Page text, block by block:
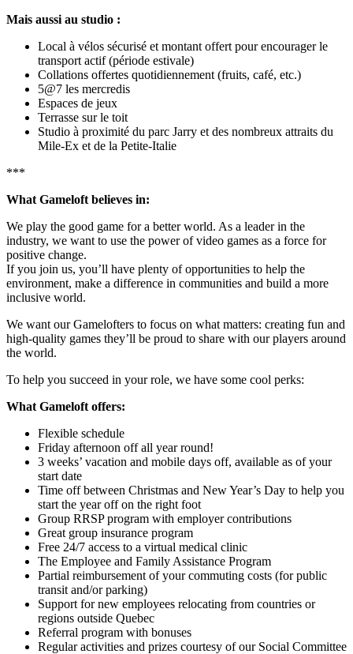
Mais aussi au studio :
Local à vélos sécurisé et montant offert pour encourager le
transport actif (période estivale)
Collations offertes quotidiennement (fruits, café, etc.)
5@7 les mercredis
Espaces de jeux
Terrasse sur le toit
Studio à proximité du parc Jarry et des nombreux attraits du
Mile-Ex et de la Petite-Italie
***
What Gameloft believes in:
We play the good game for a better world. As a leader in the
industry, we want to use the power of video games as a force for
positive change.
If you join us, you’ll have plenty of opportunities to help the
environment, make a difference in communities and build a more
inclusive world.
We want our Gamelofters to focus on what matters: creating fun and
high-quality games they’ll be proud to share with our players around
the world.
To help you succeed in your role, we have some cool perks:
What Gameloft offers:
Flexible schedule
Friday afternoon off all year round!
3 weeks’ vacation and mobile days off, available as of your
start date
Time off between Christmas and New Year’s Day to help you
start the year off on the right foot
Group RRSP program with employer contributions
Great group insurance program
Free 24/7 access to a virtual medical clinic
The Employee and Family Assistance Program
Partial reimbursement of your commuting costs (for public
transit and/or parking)
Support for new employees relocating from countries or
regions outside Quebec
Referral program with bonuses
Regular activities and prizes courtesy of our Social Committee